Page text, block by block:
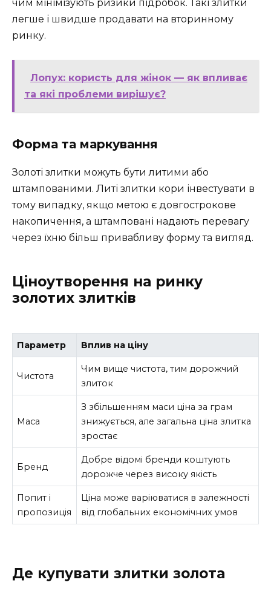
чим мінімізують ризики підробок. Такі злитки
легше і швидше продавати на вторинному
ринку.
Лопух: користь для жінок — як впливає
та які проблеми вирішує?
Форма та маркування
Золоті злитки можуть бути литими або
штампованими. Литі злитки кори інвестувати в
тому випадку, якщо метою є довгострокове
накопичення, а штамповані надають перевагу
через їхню більш привабливу форму та вигляд.
Ціноутворення на ринку
золотих злитків
Параметр Вплив на ціну
Чистота
Чим вище чистота, тим дорожчий
злиток
Маса
З збільшенням маси ціна за грам
знижується, але загальна ціна злитка
зростає
Бренд
Добре відомі бренди коштують
дорожче через високу якість
Попит і
пропозиція
Ціна може варіюватися в залежності
від глобальних економічних умов
Де купувати злитки золота